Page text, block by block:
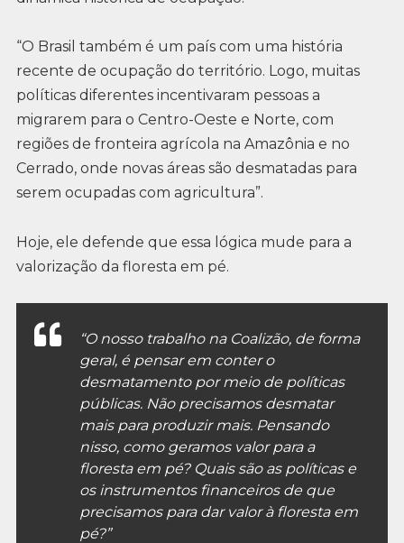
“O Brasil também é um país com uma história
recente de ocupação do território. Logo, muitas
políticas diferentes incentivaram pessoas a
migrarem para o Centro-Oeste e Norte, com
regiões de fronteira agrícola na Amazônia e no
Cerrado, onde novas áreas são desmatadas para
serem ocupadas com agricultura”.
Hoje, ele defende que essa lógica mude para a
valorização da floresta em pé.
“O nosso trabalho na Coalizão, de forma
geral, é pensar em conter o
desmatamento por meio de políticas
públicas. Não precisamos desmatar
mais para produzir mais. Pensando
nisso, como geramos valor para a
floresta em pé? Quais são as políticas e
os instrumentos financeiros de que
precisamos para dar valor à floresta em
pé?”